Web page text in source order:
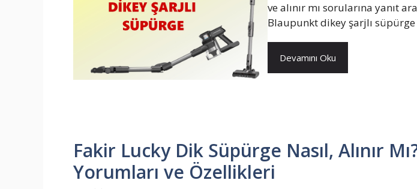
ve alınır mı sorularına yanıt
Blaupunkt dikey şarjlı süpürge
Devamını Oku
Fakir Lucky Dik Süpürge Nasıl, Alınır
Yorumları ve Özellikleri